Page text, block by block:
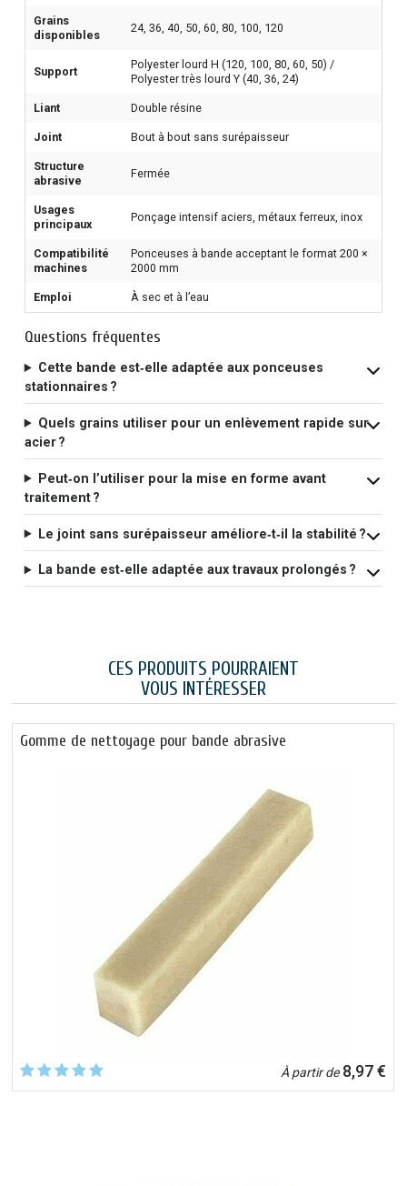
Grains
disponibles
24, 36, 40, 50, 60, 80, 100, 120
Support
Polyester lourd H (120, 100, 80, 60, 50) /
Polyester très lourd Y (40, 36, 24)
Liant Double résine
Joint Bout à bout sans surépaisseur
Structure
abrasive
Fermée
Usages
principaux
Ponçage intensif aciers, métaux ferreux, inox
Compatibilité
machines
Ponceuses à bande acceptant le format 200 ×
2000 mm
Emploi À sec et à l’eau
Questions fréquentes
Cette bande est‑elle adaptée aux ponceuses
stationnaires ?
Quels grains utiliser pour un enlèvement rapide sur
acier ?
Peut‑on l’utiliser pour la mise en forme avant
traitement ?
Le joint sans surépaisseur améliore‑t‑il la stabilité ?
La bande est‑elle adaptée aux travaux prolongés ?
CES PRODUITS POURRAIENT
VOUS INTÉRESSER
Gomme de nettoyage pour bande abrasive
À partir de8,97 €